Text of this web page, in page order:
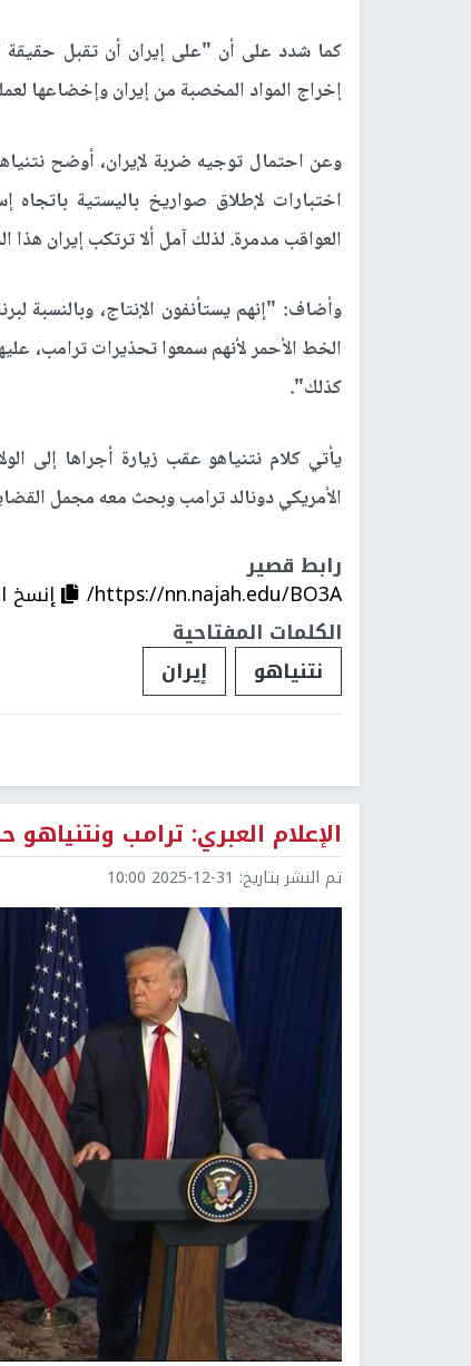
كما شدد على أن "على إيران أن تقبل حقيقة
إخراج المواد المخصبة من إيران وإخضاعها
وعن احتمال توجيه ضربة لإيران، أوضح
اختبارات لإطلاق صواريخ باليستية
العواقب مدمرة. لذلك آمل ألا ترتكب إيران هذا
وأضاف: "إنهم يستأنفون الإنتاج، وبالنسبة
الخط الأحمر لأنهم سمعوا تحذيرات ترامب،
كذلك".
يأتي كلام نتنياهو عقب زيارة أجراها إلى
الأمريكي دونالد ترامب وبحث معه مجمل
رابط قصير
https://nn.najah.edu/BO3A/
إنسخ
الكلمات المفتاحية
نتنياهو
إيران
الإعلام العبري: ترامب
تم النشر بتاريخ: 2025-12-31 10:00